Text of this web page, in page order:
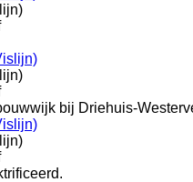
bij Driehuis-